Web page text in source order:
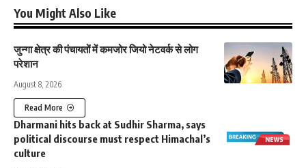
You Might Also Like
जुन्गा क्षेत्र की पंचायतों में कमजोर जियो नेटवर्क से लोग
परेशान
August 8, 2026
Read More
Dharmani hits back at Sudhir Sharma, says
political discourse must respect Himachal’s
culture